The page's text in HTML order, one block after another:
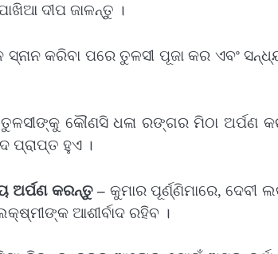
ଦୀପ ଜାଳନ୍ତୁ ।
କରିବା ପରେ ତୁଳସୀ ପୂଜା କର ଏବଂ
ତୁଳସୀଙ୍କୁ କୌଣସି ଧଳା ରଙ୍ଗର ମିଠା ଅର୍ପଣ
ପ୍ରାପ୍ତ ହୁଏ ।
ଅର୍ପଣ କରନ୍ତୁ – କୁମାର ପୂର୍ଣ୍ଣିମାରେ, ଦେବୀ
ଆଶୀର୍ବାଦ ରହିବ ।